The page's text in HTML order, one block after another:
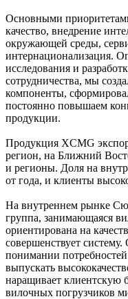
Основными
качество, внедрение
окружающей среды,
интернационализация.
исследования и
сотрудничества, мы
компоненты,
постоянно повышаем
продукции.
Продукция XCMG
регион, на Ближний
и регионы. Доля на
от года, и клиенты
На внутреннем рынке
группа, занимающаяся
ориентирована на
совершенствует
понимании
выпускать
наращивает клиентскую
вилочных погрузчиков